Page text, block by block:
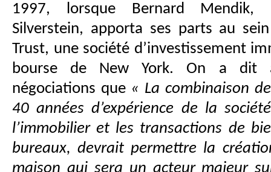
1997, lorsque Bernard Mendik,
Silverstein, apporta ses parts au
Trust, une société d’investissement
bourse de New York. On a dit
négociations que « La combinaison
40 années d’expérience de la
l’immobilier et les transactions de
bureaux, devrait permettre la
maison qui sera un acteur majeur